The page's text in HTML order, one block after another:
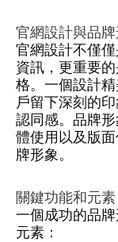
官網設計與品
官網設計不僅
資訊，更重要
格。一個設計
戶留下深刻的
認同感。品牌
體使用以及版
牌形象。
關鍵功能和元素
一個成功的品
元素：